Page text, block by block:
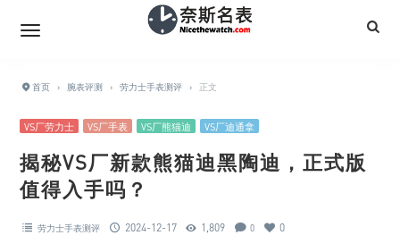
首页 › 腕表评测 › 劳力士手表测评 › 正文
VS厂劳力士 VS厂手表 VS厂熊猫迪 VS厂迪通拿
揭秘VS厂新款熊猫迪黑陶迪，正式版
值得入手吗？
劳力士手表测评 2024-12-17 1,809 0 0